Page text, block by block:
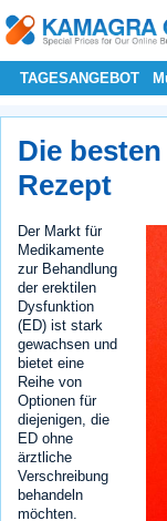
TAGESANGEBOT
Die
Rezept
Der Markt für
Medikamente
zur Behandlung
der erektilen
Dysfunktion
(ED) ist stark
gewachsen und
bietet eine
Reihe von
Optionen für
diejenigen, die
ED ohne
ärztliche
Verschreibung
behandeln
möchten.